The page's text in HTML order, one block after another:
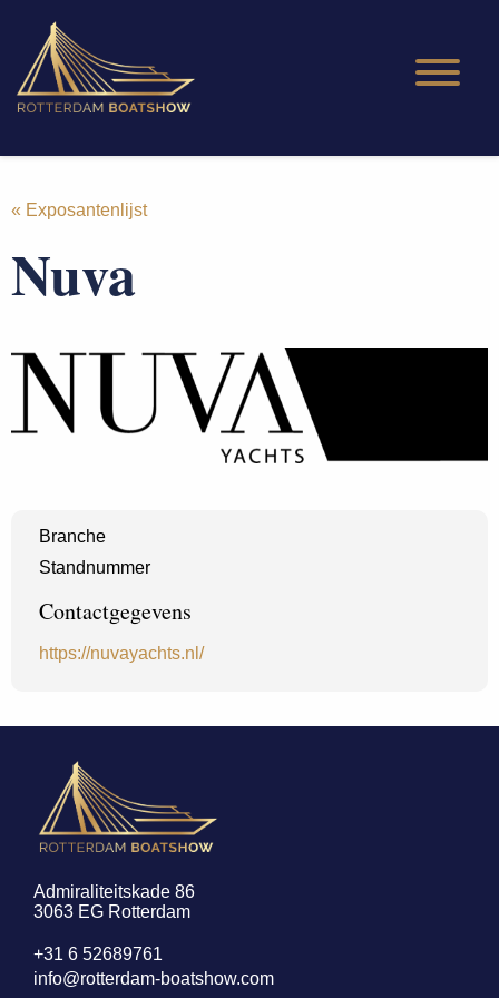
« Exposantenlijst
Nuva
Branche
Standnummer
Contactgegevens
https://nuvayachts.nl/
Admiraliteitskade 86
3063 EG Rotterdam
+31 6 52689761
info@rotterdam-boatshow.com